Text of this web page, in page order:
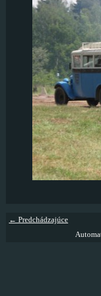
← Predchádzajúce